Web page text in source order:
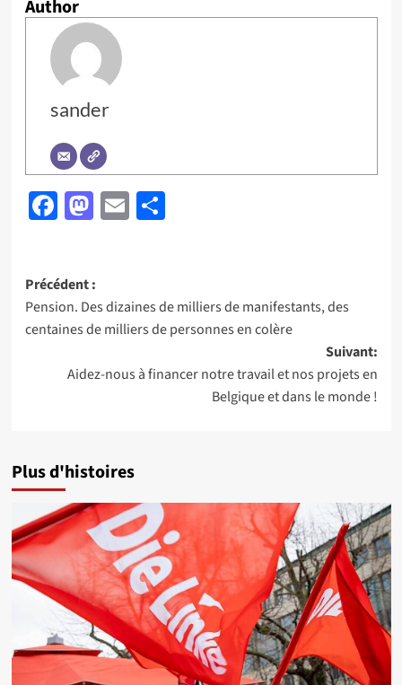
Author
sander
Facebook
Mastodon
EmailPartager
Navigation
d’article
Précédent :
Pension. Des dizaines de milliers de manifestants, des
centaines de milliers de personnes en colère
Suivant:
Aidez-nous à financer notre travail et nos projets en
Belgique et dans le monde !
Plus d'histoires